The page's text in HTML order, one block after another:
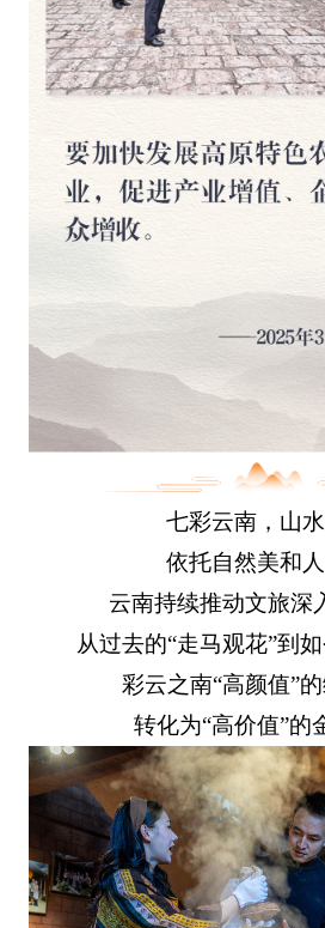
七彩云南，山
依托自然美和
云南持续推动文旅深
从过去的“走马观花”到
彩云之南“高颜值”
转化为“高价值”的